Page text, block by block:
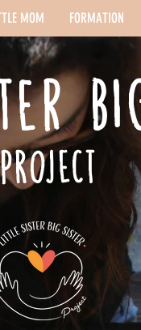
MOM FORMATION
project